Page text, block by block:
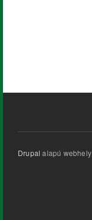
Drupal alapú webhely